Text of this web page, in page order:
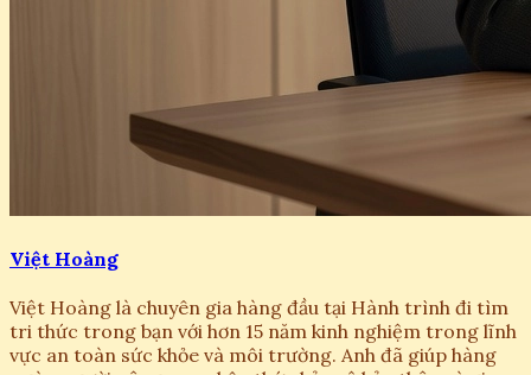
Việt Hoàng
Việt Hoàng là chuyên gia hàng đầu tại Hành trình đi tìm
tri thức trong bạn với hơn 15 năm kinh nghiệm trong lĩnh
vực an toàn sức khỏe và môi trường. Anh đã giúp hàng